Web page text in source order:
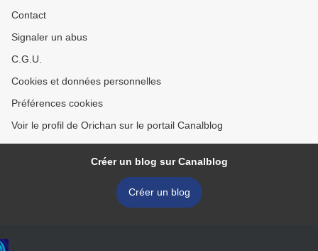
Contact
Signaler un abus
C.G.U.
Cookies et données personnelles
Préférences cookies
Voir le profil de Orichan sur le portail Canalblog
Créer un blog sur Canalblog
Créer un blog